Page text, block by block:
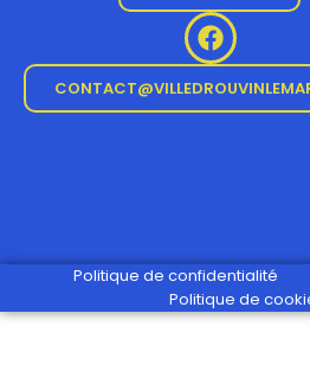
Politique de confidentialité
Politique de